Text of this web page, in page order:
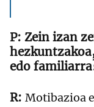
Zein izan
edo
Motibazioa